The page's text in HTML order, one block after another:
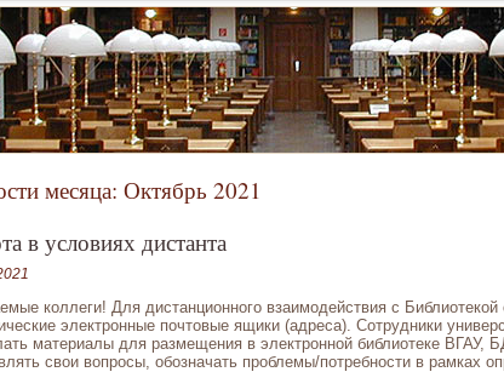
Ассоциации Агрообразование по ЦФО
месяца: Октябрь 2021
в условиях дистанта
коллеги! Для дистанционного взаимодействия с Библиотекой
электронные почтовые ящики (адреса). Сотрудники
материалы для размещения в электронной библиотеке ВГАУ,
свои вопросы, обозначать проблемы/потребности в рамках